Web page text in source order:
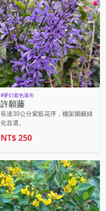
#夢幻紫色瀑布
許願藤
長達30公分紫藍花序，棚架圍籬綠
化首選。
NT$250